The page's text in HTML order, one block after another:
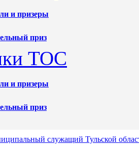
и призеры
приз
ТОС
и призеры
приз
служащий Тульской